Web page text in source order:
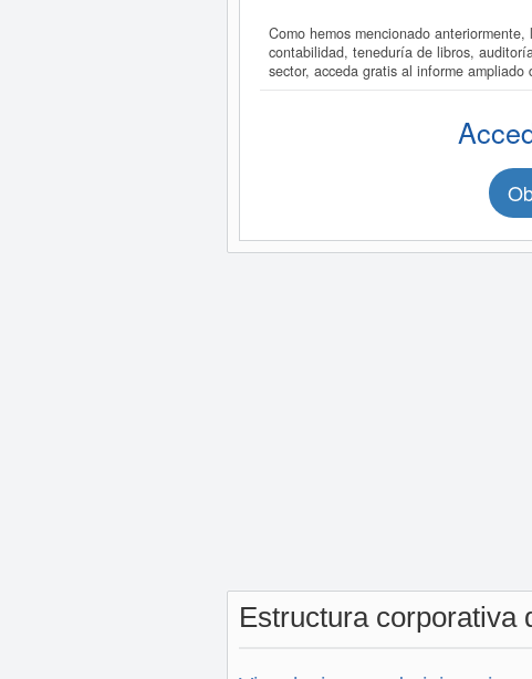
Como hemos mencionado
contabilidad, teneduría de libros,
sector, acceda gratis al informe
Estructura corporativa